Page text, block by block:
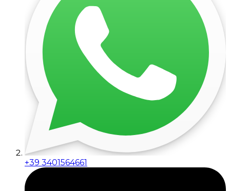
+39 3401564661